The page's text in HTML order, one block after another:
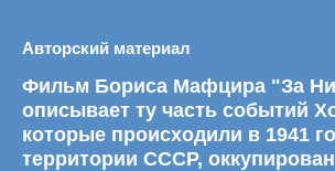
Авторский материал
Фильм Бориса Мафцира "За
описывает ту часть событий
которые происходили в 1941
территории СССР,